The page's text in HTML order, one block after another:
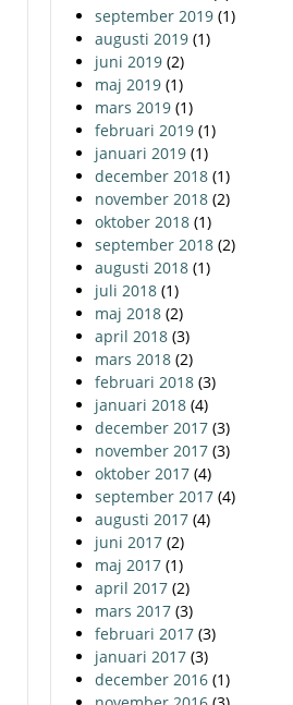
september 2019 (1)
augusti 2019 (1)
juni 2019 (2)
maj 2019 (1)
mars 2019 (1)
februari 2019 (1)
januari 2019 (1)
december 2018 (1)
november 2018 (2)
oktober 2018 (1)
september 2018 (2)
augusti 2018 (1)
juli 2018 (1)
maj 2018 (2)
april 2018 (3)
mars 2018 (2)
februari 2018 (3)
januari 2018 (4)
december 2017 (3)
november 2017 (3)
oktober 2017 (4)
september 2017 (4)
augusti 2017 (4)
juni 2017 (2)
maj 2017 (1)
april 2017 (2)
mars 2017 (3)
februari 2017 (3)
januari 2017 (3)
december 2016 (1)